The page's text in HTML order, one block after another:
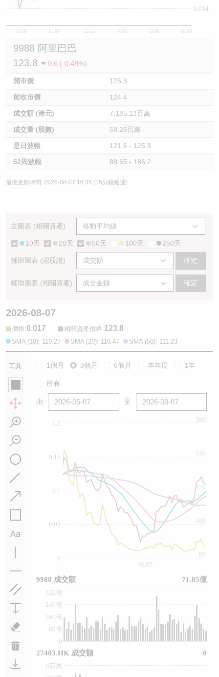
10:00 11:00 12/13 14:00 15:00 16:00
0.014
9988 阿里巴巴
123.8
0.6 (-0.48%)
開市價 125.3
前收市價 124.4
成交額 (港元) 7,185.13百萬
成交量 (股數) 58.26百萬
是日波幅 121.6 - 125.8
52周波幅 88.65 - 186.2
最後更新時間: 2026-08-07 16:35 (15分鐘延遲)
主圖表 (相關資產)
10天 20天 50天 100天 250天
輔助圖表 (認股證) 確定
輔助圖表 (相關資產) 確定
2026-08-07
價格:0.017 相關資產價格:123.8
SMA (10): 119.27 SMA (20): 116.47 SMA (50): 111.23
工具 1個月 3個月 6個月 本年度 1年
所有
由 至
0
0.05
0.1
0.15
0.2
80
100
120
140
160
0
80億
160億
240億
320億
8百萬
01/07
9988 成交額 71.85億
27403.HK 成交額 0